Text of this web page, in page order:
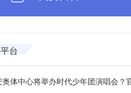
台
中心将举办时代少年团演唱会？官方回应：纯